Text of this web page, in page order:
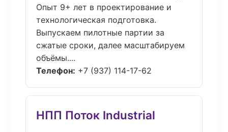
Опыт 9+ лет в проектирование и
технологическая подготовка.
Выпускаем пилотные партии за
сжатые сроки, далее масштабируем
объёмы....
Телефон: +7 (937) 114-17-62
НПП Поток Industrial